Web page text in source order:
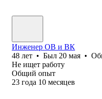
Инженер ОВ и ВК
48 лет • Был 20 мая •
Не ищет работу
Общий опыт
23 года 10 месяцев